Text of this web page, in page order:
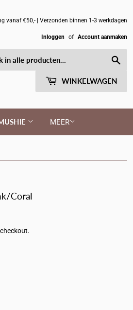
vanaf €50,- | Verzonden binnen 1-3 werkdagen
Inloggen of Account aanmaken
WINKELWAGEN
MEER
Coral